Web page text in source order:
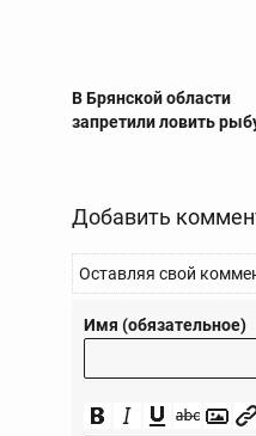
В Брянской области
запретили ловить
Добавить
Оставляя свой
Имя (обязательное)